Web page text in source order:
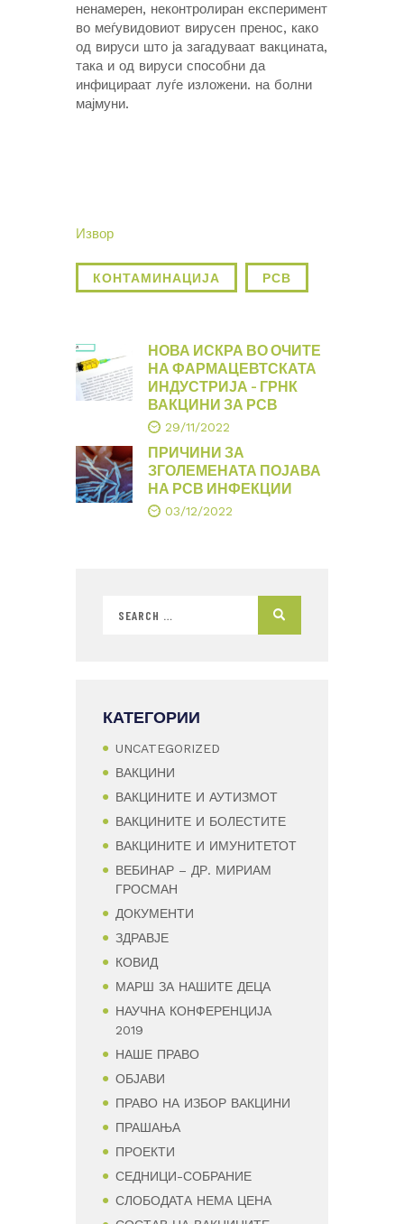
ненамерен, неконтролиран експеримент
во меѓувидовиот вирусен пренос, како
од вируси што ја загадуваат вакцината,
така и од вируси способни да
инфицираат луѓе изложени. на болни
мајмуни.
Извор
КОНТАМИНАЦИЈА РСВ
НОВА ИСКРА ВО ОЧИТЕ
НА ФАРМАЦЕВТСКАТА
ИНДУСТРИЈА – ГРНК
ВАКЦИНИ ЗА РСВ
29/11/2022
ПРИЧИНИ ЗА
ЗГОЛЕМЕНАТА ПОЈАВА
НА РСВ ИНФЕКЦИИ
03/12/2022
КАТЕГОРИИ
UNCATEGORIZED
ВАКЦИНИ
ВАКЦИНИТЕ И АУТИЗМОТ
ВАКЦИНИТЕ И БОЛЕСТИТЕ
ВАКЦИНИТЕ И ИМУНИТЕТОТ
ВЕБИНАР – ДР. МИРИАМ
ГРОСМАН
ДОКУМЕНТИ
ЗДРАВЈЕ
КОВИД
МАРШ ЗА НАШИТЕ ДЕЦА
НАУЧНА КОНФЕРЕНЦИЈА
2019
НАШЕ ПРАВО
ОБЈАВИ
ПРАВО НА ИЗБОР ВАКЦИНИ
ПРАШАЊА
ПРОЕКТИ
СЕДНИЦИ-СОБРАНИЕ
СЛОБОДАТА НЕМА ЦЕНА